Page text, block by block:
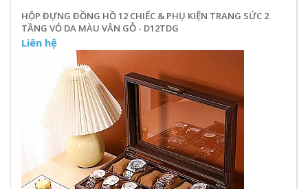
HỘP ĐỰNG ĐỒNG HỒ 12 CHIẾC & PHỤ KIỆN TRANG SỨC 2
TẦNG VỎ DA MÀU VÂN GỖ - D12TDG
Liên hệ